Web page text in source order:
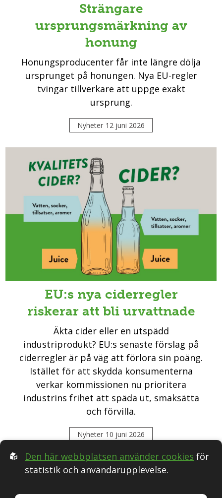
Strängare
ursprungsmärkning av
honung
Honungsproducenter får inte längre dölja
ursprunget på honungen. Nya EU-regler
tvingar tillverkare att uppge exakt
ursprung.
Nyheter 12 juni 2026
EU:s nya ciderregler
riskerar att bli urvattnade
Äkta cider eller en utspädd
industriprodukt? EU:s senaste förslag på
ciderregler är på väg att förlora sin poäng.
Istället för att skydda konsumenterna
verkar kommissionen nu prioritera
industrins frihet att späda ut, smaksätta
och förvilla.
Nyheter 10 juni 2026
Följ oss i Sociala medier:
Den här webbplatsen använder cookies för
statistik och användarupplevelse.